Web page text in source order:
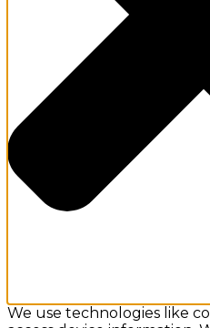
We use technologies like